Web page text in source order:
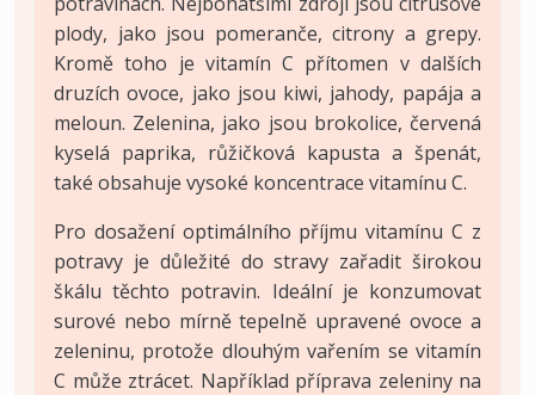
plody, jako jsou pomeranče, citrony a grepy.
Kromě toho je vitamín C přítomen v dalších
druzích ovoce, jako jsou kiwi, jahody, papája a
meloun. Zelenina, jako jsou brokolice, červená
kyselá paprika, růžičková kapusta a špenát,
také obsahuje vysoké koncentrace vitamínu C.
Pro dosažení optimálního příjmu vitamínu C z
potravy je důležité do stravy zařadit širokou
škálu těchto potravin. Ideální je konzumovat
surové nebo mírně tepelně upravené ovoce a
zeleninu, protože dlouhým vařením se vitamín
C může ztrácet. Například příprava zeleniny na